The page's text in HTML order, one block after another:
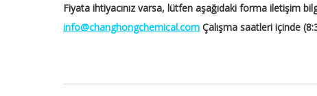
Fiyata ihtiyacınız varsa, lütfen aşağıdaki forma iletişim
info@changhongchemical.com Çalışma saatleri içinde